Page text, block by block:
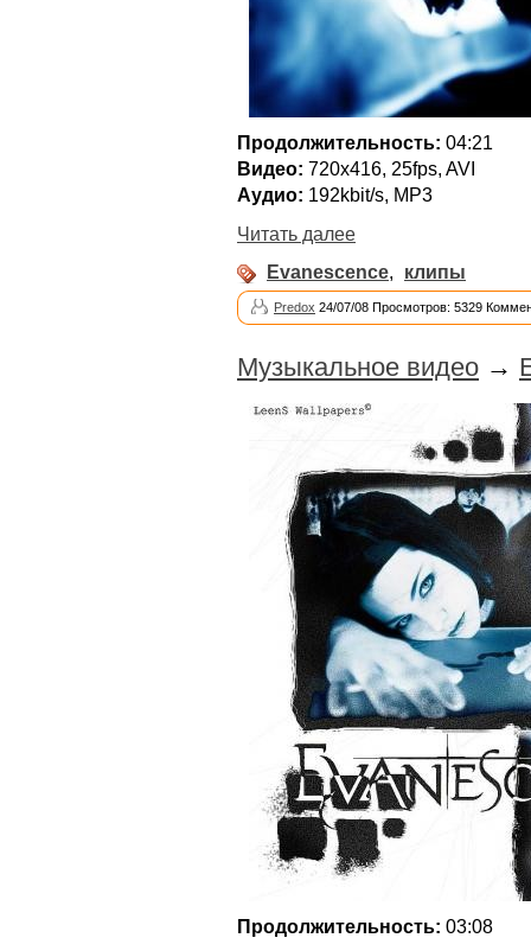
Продолжительность: 04:21
Видео: 720х416, 25fps, AVI
Аудио: 192kbit/s, MP3
Читать далее
Evanescence, клипы
Predox 24/07/08 Просмотров: 5329
Музыкальное видео →
Продолжительность: 03:08